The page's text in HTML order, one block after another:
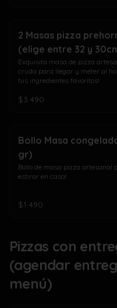
2 Masas pizza
(elige entre 32 y
Exquisita masa de pizza
cruda para llegar y meter al
tus ingredientes favoritos!
$3.490
Bollo Masa
gr)
Bollo de masa pizza artesanal
estirar en casa!
$1.490
Pizzas con
(agendar
menú)